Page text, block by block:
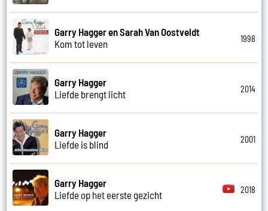
Garry Hagger en Sarah Van Oostveldt
Kom tot leven
1998
Garry Hagger
Liefde brengt licht
2014
Garry Hagger
Liefde is blind
2001
Garry Hagger
Liefde op het eerste gezicht
2018